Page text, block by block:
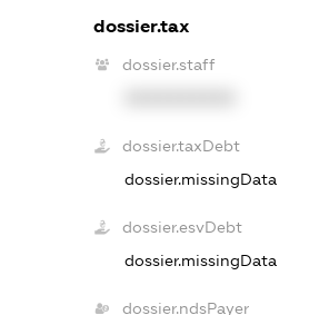
dossier.tax
dossier.staff
dossier.taxDebt
dossier.missingData
dossier.esvDebt
dossier.missingData
dossier.ndsPayer